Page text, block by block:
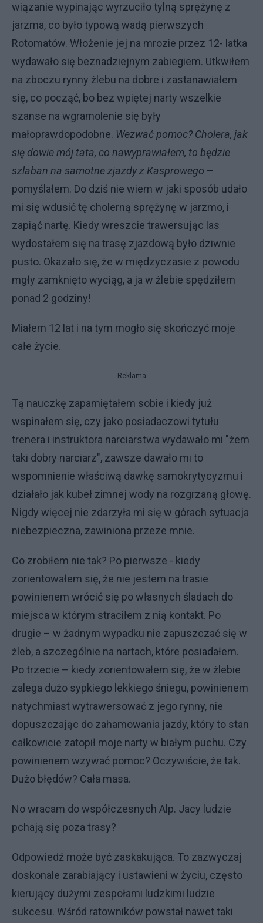
wiązanie wypinając wyrzuciło tylną sprężynę z
jarzma, co było typową wadą pierwszych
Rotomatów. Włożenie jej na mrozie przez 12- latka
wydawało się beznadziejnym zabiegiem. Utkwiłem
na zboczu rynny żlebu na dobre i zastanawiałem
się, co począć, bo bez wpiętej narty wszelkie
szanse na wgramolenie się były
małoprawdopodobne. Wezwać pomoc? Cholera, jak
się dowie mój tata, co nawyprawiałem, to będzie
szlaban na samotne zjazdy z Kasprowego –
pomyślałem. Do dziś nie wiem w jaki sposób udało
mi się wdusić tę cholerną sprężynę w jarzmo, i
zapiąć nartę. Kiedy wreszcie trawersując las
wydostałem się na trasę zjazdową było dziwnie
pusto. Okazało się, że w międzyczasie z powodu
mgły zamknięto wyciąg, a ja w żlebie spędziłem
ponad 2 godziny!
Miałem 12 lat i na tym mogło się skończyć moje
całe życie.
Reklama
Tą nauczkę zapamiętałem sobie i kiedy już
wspinałem się, czy jako posiadaczowi tytułu
trenera i instruktora narciarstwa wydawało mi "żem
taki dobry narciarz", zawsze dawało mi to
wspomnienie właściwą dawkę samokrytycyzmu i
działało jak kubeł zimnej wody na rozgrzaną głowę.
Nigdy więcej nie zdarzyła mi się w górach sytuacja
niebezpieczna, zawiniona przeze mnie.
Co zrobiłem nie tak? Po pierwsze - kiedy
zorientowałem się, że nie jestem na trasie
powinienem wrócić się po własnych śladach do
miejsca w którym straciłem z nią kontakt. Po
drugie – w żadnym wypadku nie zapuszczać się w
żleb, a szczególnie na nartach, które posiadałem.
Po trzecie – kiedy zorientowałem się, że w żlebie
zalega dużo sypkiego lekkiego śniegu, powinienem
natychmiast wytrawersować z jego rynny, nie
dopuszczając do zahamowania jazdy, który to stan
całkowicie zatopił moje narty w białym puchu. Czy
powinienem wzywać pomoc? Oczywiście, że tak.
Dużo błędów? Cała masa.
No wracam do współczesnych Alp. Jacy ludzie
pchają się poza trasy?
Odpowiedź może być zaskakująca. To zazwyczaj
doskonale zarabiający i ustawieni w życiu, często
kierujący dużymi zespołami ludzkimi ludzie
sukcesu. Wśród ratowników powstał nawet taki